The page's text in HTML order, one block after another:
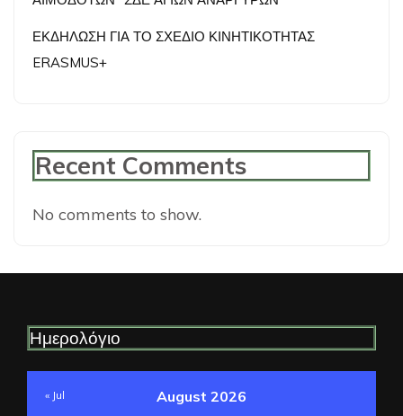
ΕΚΔΗΛΩΣΗ ΓΙΑ ΤΟ ΣΧΕΔΙΟ ΚΙΝΗΤΙΚΟΤΗΤΑΣ
ERASMUS+
Recent Comments
No comments to show.
Ημερολόγιο
August 2026
« Jul